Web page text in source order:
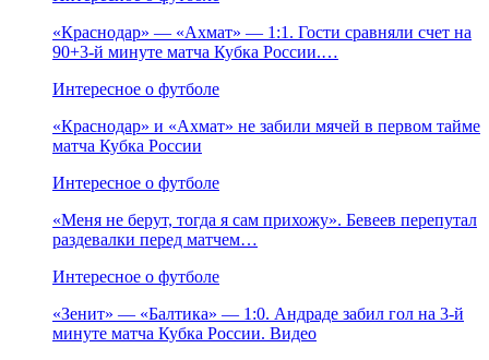
«Краснодар» — «Ахмат» — 1:1. Гости сравняли счет на
90+3‑й минуте матча Кубка России.…
Интересное о футболе
«Краснодар» и «Ахмат» не забили мячей в первом тайме
матча Кубка России
Интересное о футболе
«Меня не берут, тогда я сам прихожу». Бевеев перепутал
раздевалки перед матчем…
Интересное о футболе
«Зенит» — «Балтика» — 1:0. Андраде забил гол на 3‑й
минуте матча Кубка России. Видео